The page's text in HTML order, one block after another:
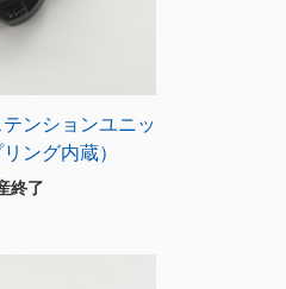
ンションユニッ
ング内蔵）
終了